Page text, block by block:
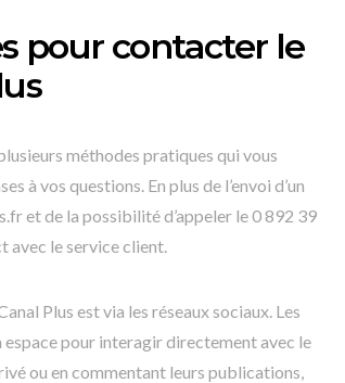
pour contacter le
méthodes pratiques qui vous
à vos questions. En plus de l’envoi d’un
et de la possibilité d’appeler le 0 892 39
avec le service client.
Plus est via les réseaux sociaux. Les
pour interagir directement avec le
ou en commentant leurs publications,